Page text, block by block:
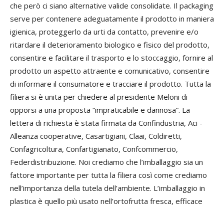
che però ci siano alternative valide consolidate. Il packaging
serve per contenere adeguatamente il prodotto in maniera
igienica, proteggerlo da urti da contatto, prevenire e/o
ritardare il deterioramento biologico e fisico del prodotto,
consentire e facilitare il trasporto e lo stoccaggio, fornire al
prodotto un aspetto attraente e comunicativo, consentire
di informare il consumatore e tracciare il prodotto. Tutta la
filiera si è unita per chiedere al presidente Meloni di
opporsi a una proposta “impraticabile e dannosa”. La
lettera di richiesta è stata firmata da Confindustria, Aci -
Alleanza cooperative, Casartigiani, Claai, Coldiretti,
Confagricoltura, Confartigianato, Confcommercio,
Federdistribuzione. Noi crediamo che l’imballaggio sia un
fattore importante per tutta la filiera così come crediamo
nell’importanza della tutela dell’ambiente. L’imballaggio in
plastica è quello più usato nell’ortofrutta fresca, efficace